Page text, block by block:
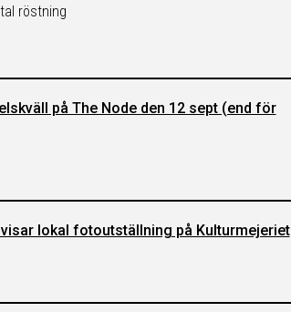
röstning
på The Node den 12 sept (end för
visar lokal fotoutställning på Kulturmejeriet